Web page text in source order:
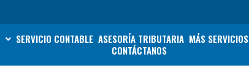
SERVICIO CONTABLE ASESORÍA TRIBUTARIA MÁS SERVICIOS
CONTÁCTANOS